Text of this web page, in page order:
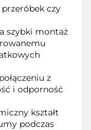
czy
szybki montaż
z
i odporność
kształt
podczas